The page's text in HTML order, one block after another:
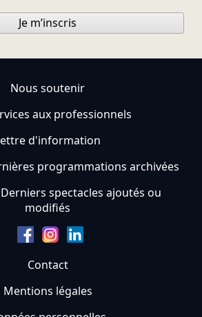
Je m’inscris
Nous soutenir
aux professionnels
d'information
programmations archivées
Derniers spectacles ajoutés ou
modifiés
Contact
Mentions légales